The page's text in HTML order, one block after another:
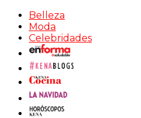
Belleza
Moda
Celebridades